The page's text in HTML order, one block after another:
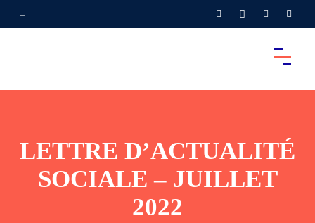
LETTRE D’ACTUALITÉ
SOCIALE – JUILLET
2022